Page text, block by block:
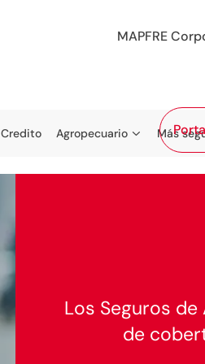
MAPFRE
Credito Agropecuario Más
Los Seguros de
de